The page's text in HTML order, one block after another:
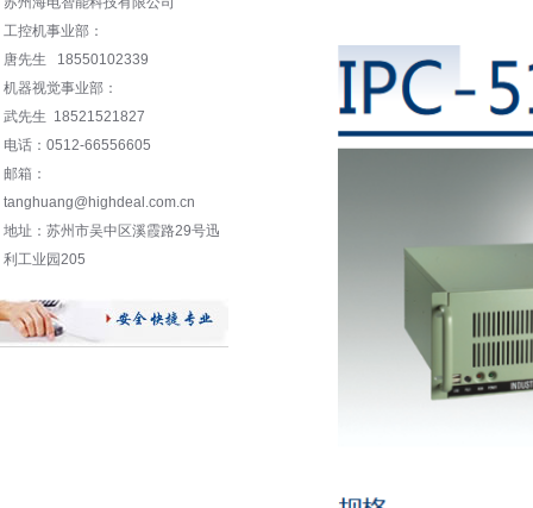
工控机事业部：
唐先生 18550102339
机器视觉事业部：
武先生 18521521827
电话：0512-66556605
邮箱：
tanghuang@highdeal.com.cn
地址：苏州市吴中区溪霞路29号迅
利工业园205